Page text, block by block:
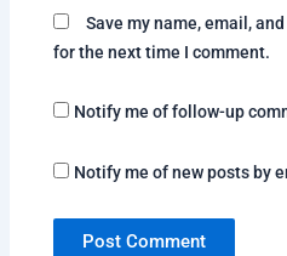
Save my name, email,
for the next time I comment.
Notify me of follow-up
Notify me of new posts by